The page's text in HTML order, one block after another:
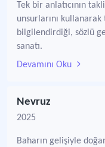
Tek bir anlatıcının
unsurlarını
bilgilendirdiği, sözlü
sanatı.
Devamını Oku
Nevruz
2025
Baharın gelişiyle